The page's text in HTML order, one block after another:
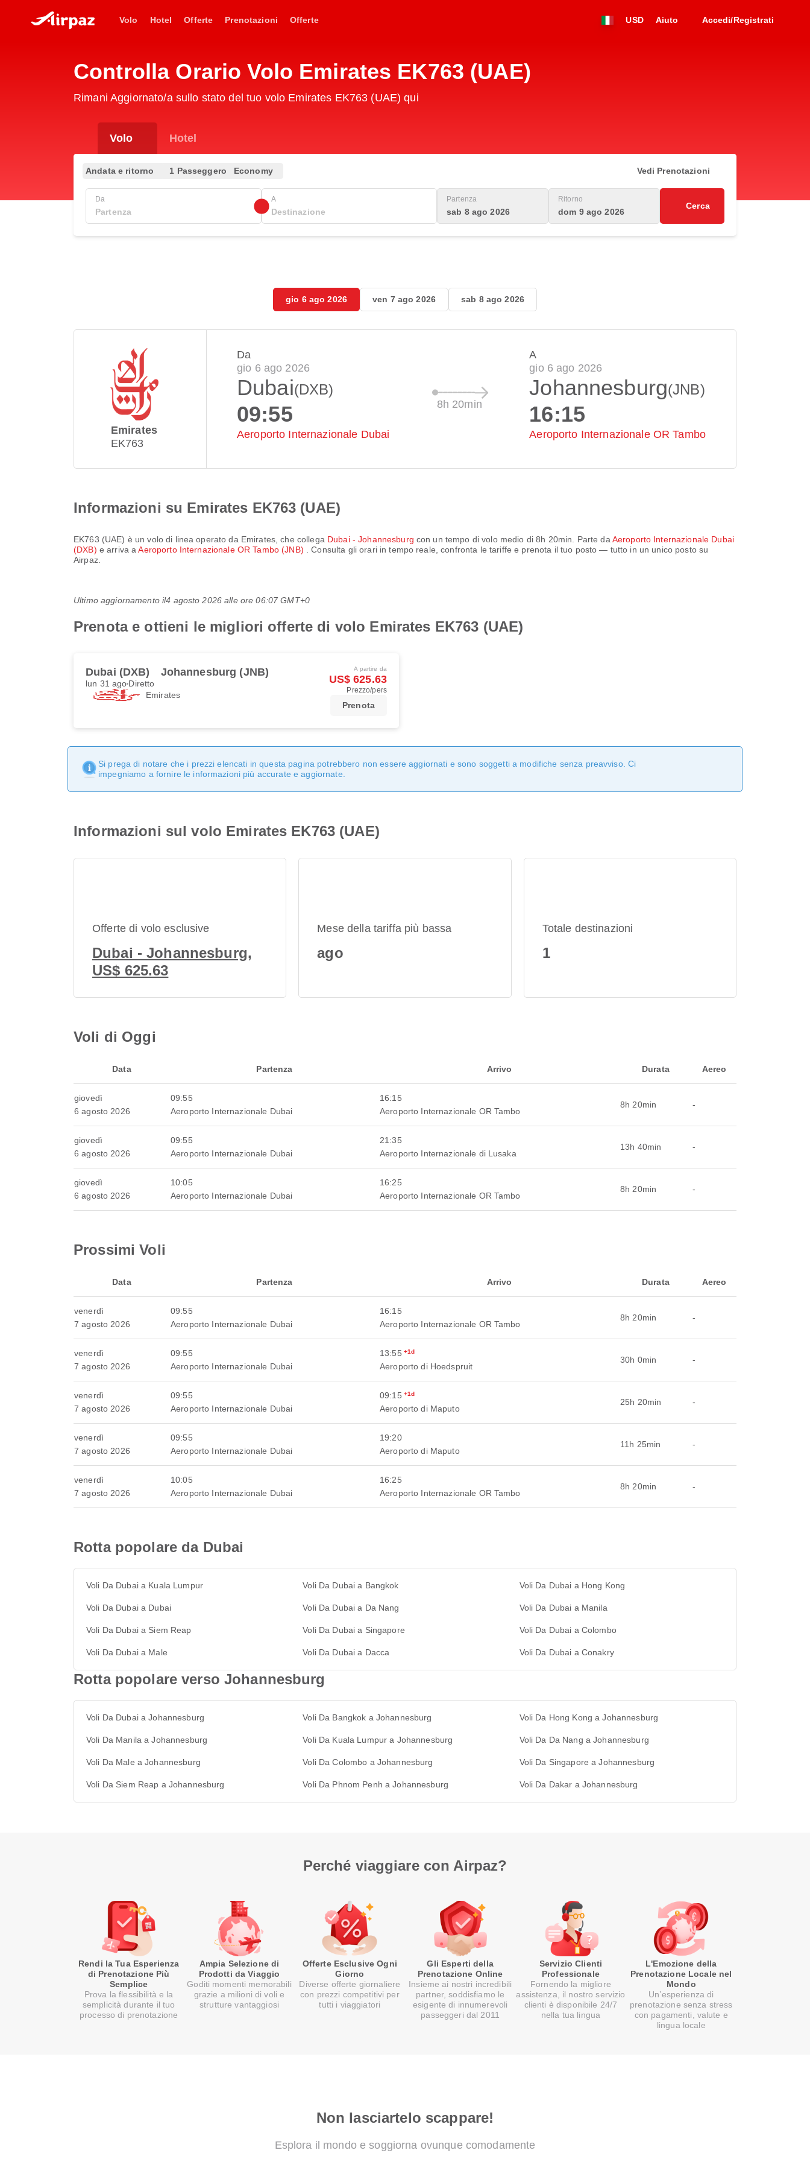
Volo Hotel Offerte Prenotazioni Offerte USD Aiuto Accedi/Registrati
Controlla Orario Volo Emirates EK763 (UAE)
Rimani Aggiornato/a sullo stato del tuo volo Emirates EK763 (UAE) qui
Volo Hotel
Andata e ritorno 1 Passeggero Economy Vedi Prenotazioni
Da A Partenza
sab 8 ago 2026
Ritorno
dom 9 ago 2026
Cerca
gio 6 ago 2026 ven 7 ago 2026 sab 8 ago 2026
Emirates
EK763
Da
gio 6 ago 2026
Dubai(DXB)
09:55
Aeroporto Internazionale Dubai
8h 20min
A
gio 6 ago 2026
Johannesburg(JNB)
16:15
Aeroporto Internazionale OR Tambo
Informazioni su Emirates EK763 (UAE)
EK763 (UAE) è un volo di linea operato da Emirates , che collega Dubai - Johannesburg con un tempo di volo medio di8h 20min . Parte da Aeroporto Internazionale Dubai
(DXB) e arriva aAeroporto Internazionale OR Tambo (JNB)
. Consulta gli orari in tempo reale, confronta le tariffe e prenota il tuo posto — tutto in un unico posto su
Airpaz.
Ultimo aggiornamento il4 agosto 2026 alle ore 06:07 GMT+0
Prenota e ottieni le migliori offerte di volo Emirates EK763 (UAE)
Dubai (DXB) Johannesburg (JNB)
lun 31 ago Diretto
Emirates
A partire da
US$ 625.63
Prezzo/pers
Prenota
Si prega di notare che i prezzi elencati in questa pagina potrebbero non essere aggiornati e sono soggetti a modifiche senza preavviso. Ci
impegniamo a fornire le informazioni più accurate e aggiornate.
Informazioni sul volo Emirates EK763 (UAE)
Offerte di volo esclusive
Dubai - Johannesburg,
US$ 625.63
Mese della tariffa più bassa
ago
Totale destinazioni
1
Voli di Oggi
Data Partenza Arrivo Durata Aereo
giovedì
6 agosto 2026
09:55
Aeroporto Internazionale Dubai
16:15
Aeroporto Internazionale OR Tambo
8h 20min -
giovedì
6 agosto 2026
09:55
Aeroporto Internazionale Dubai
21:35
Aeroporto Internazionale di Lusaka
13h 40min -
giovedì
6 agosto 2026
10:05
Aeroporto Internazionale Dubai
16:25
Aeroporto Internazionale OR Tambo
8h 20min -
Prossimi Voli
Data Partenza Arrivo Durata Aereo
venerdì
7 agosto 2026
09:55
Aeroporto Internazionale Dubai
16:15
Aeroporto Internazionale OR Tambo
8h 20min -
venerdì
7 agosto 2026
09:55
Aeroporto Internazionale Dubai
13:55 +1d
Aeroporto di Hoedspruit
30h 0min -
venerdì
7 agosto 2026
09:55
Aeroporto Internazionale Dubai
09:15 +1d
Aeroporto di Maputo
25h 20min -
venerdì
7 agosto 2026
09:55
Aeroporto Internazionale Dubai
19:20
Aeroporto di Maputo
11h 25min -
venerdì
7 agosto 2026
10:05
Aeroporto Internazionale Dubai
16:25
Aeroporto Internazionale OR Tambo
8h 20min -
Rotta popolare da Dubai
Voli Da Dubai a Kuala Lumpur Voli Da Dubai a Bangkok Voli Da Dubai a Hong Kong
Voli Da Dubai a Dubai Voli Da Dubai a Da Nang Voli Da Dubai a Manila
Voli Da Dubai a Siem Reap Voli Da Dubai a Singapore Voli Da Dubai a Colombo
Voli Da Dubai a Male Voli Da Dubai a Dacca Voli Da Dubai a Conakry
Rotta popolare verso Johannesburg
Voli Da Dubai a Johannesburg Voli Da Bangkok a Johannesburg Voli Da Hong Kong a Johannesburg
Voli Da Manila a Johannesburg Voli Da Kuala Lumpur a Johannesburg Voli Da Da Nang a Johannesburg
Voli Da Male a Johannesburg Voli Da Colombo a Johannesburg Voli Da Singapore a Johannesburg
Voli Da Siem Reap a Johannesburg Voli Da Phnom Penh a Johannesburg Voli Da Dakar a Johannesburg
Perché viaggiare con Airpaz?
Rendi la Tua Esperienza
di Prenotazione Più
Semplice
Prova la flessibilità e la
semplicità durante il tuo
processo di prenotazione
Ampia Selezione di
Prodotti da Viaggio
Goditi momenti memorabili
grazie a milioni di voli e
strutture vantaggiosi
Offerte Esclusive Ogni
Giorno
Diverse offerte giornaliere
con prezzi competitivi per
tutti i viaggiatori
Gli Esperti della
Prenotazione Online
Insieme ai nostri incredibili
partner, soddisfiamo le
esigente di innumerevoli
passeggeri dal 2011
Servizio Clienti
Professionale
Fornendo la migliore
assistenza, il nostro servizio
clienti è disponibile 24/7
nella tua lingua
L'Emozione della
Prenotazione Locale nel
Mondo
Un’esperienza di
prenotazione senza stress
con pagamenti, valute e
lingua locale
Non lasciartelo scappare!
Esplora il mondo e soggiorna ovunque comodamente